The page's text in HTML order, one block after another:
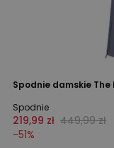
Spodnie damskie The
Spodnie
219,99 zł 449,99 zł
-51%